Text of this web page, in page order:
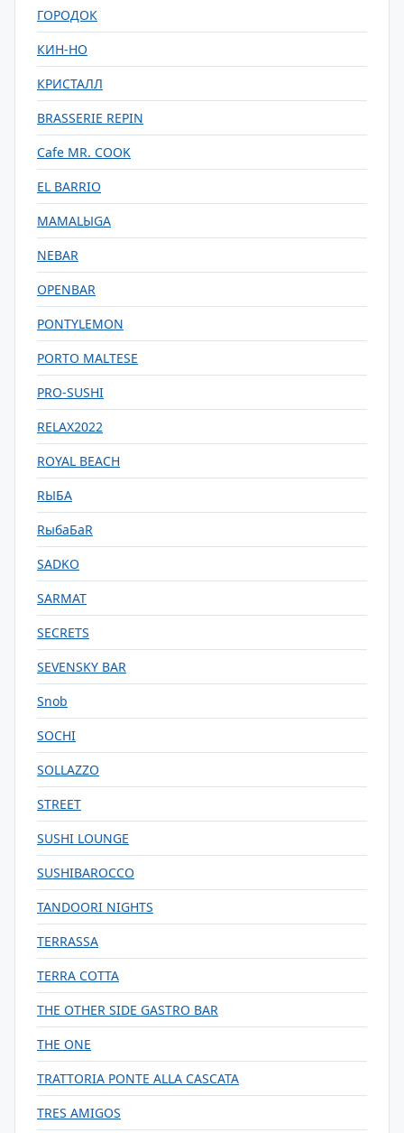
ГОРОДОК
КИН-НО
КРИСТАЛЛ
BRASSERIE REPIN
Cafe MR. COOK
EL BARRIO
MAMALЫGA
NEBAR
OPENBAR
PONTYLEMON
PORTO MALTESE
PRO-SUSHI
RELAX2022
ROYAL BEACH
RЫБА
RыбаБаR
SADKO
SARMAT
SECRETS
SEVENSKY BAR
Snob
SOCHI
SOLLAZZO
STREET
SUSHI LOUNGE
SUSHIBAROCCO
TANDOORI NIGHTS
TERRASSA
TERRA COTTA
THE OTHER SIDE GASTRO BAR
THE ONE
TRATTORIA PONTE ALLA CASCATA
TRES AMIGOS